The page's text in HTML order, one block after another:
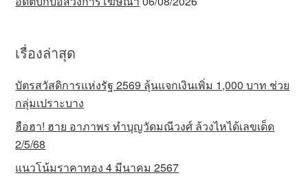
เรื่องล่าสุด
บัตรสวัสดิการแห่งรัฐ 2569 ลุ้นแจกเงินเพิ่ม 1,000 บาท ช่วย
กลุ่มเปราะบาง
ฮือฮา! ฮาย อาภาพร ทำบุญวัดมณีวงศ์ ล้วงไหได้เลขเด็ด
2/5/68
แนวโน้มราคาทอง 4 มีนาคม 2567